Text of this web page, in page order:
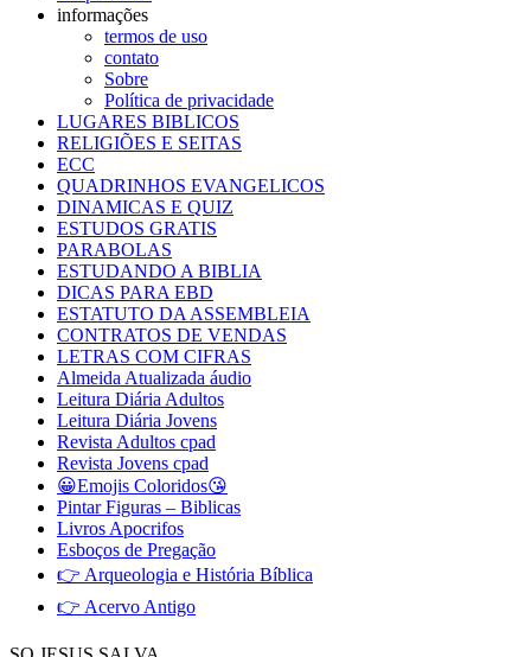
informações
termos de uso
contato
Sobre
Política de privacidade
LUGARES BIBLICOS
RELIGIÕES E SEITAS
ECC
QUADRINHOS EVANGELICOS
DINAMICAS E QUIZ
ESTUDOS GRATIS
PARABOLAS
ESTUDANDO A BIBLIA
DICAS PARA EBD
ESTATUTO DA ASSEMBLEIA
CONTRATOS DE VENDAS
LETRAS COM CIFRAS
Almeida Atualizada áudio
Leitura Diária Adultos
Leitura Diária Jovens
Revista Adultos cpad
Revista Jovens cpad
😀Emojis Coloridos😘
Pintar Figuras – Biblicas
Livros Apocrifos
Esboços de Pregação
👉 Arqueologia e História Bíblica
👉 Acervo Antigo